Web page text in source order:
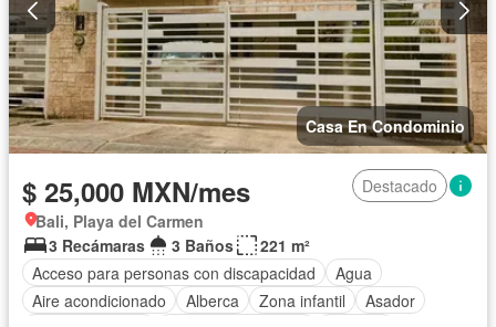
Casa En Condominio
$ 25,000 MXN/mes
Destacado
Bali, Playa del Carmen
3 Recámaras
3 Baños
221 m²
Acceso para personas con discapacidad
Agua
Aire acondicionado
Alberca Zona infantil
Asador